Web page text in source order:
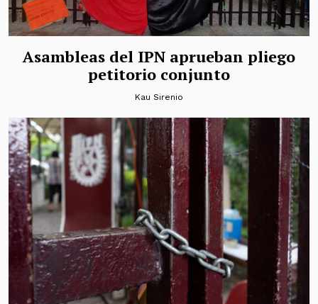
Asambleas del IPN aprueban pliego
petitorio conjunto
Kau Sirenio